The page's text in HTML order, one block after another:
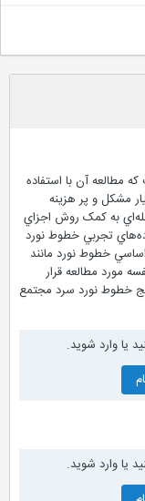
آن با استفاده
مشکل و پر هزينه
به کمک روش اجزاي
تجربي خطوط نورد
خطوط نورد مانند
مطالعه قرار
خطوط نورد سرد مجتمع
وارد شوید.
وارد شوید.